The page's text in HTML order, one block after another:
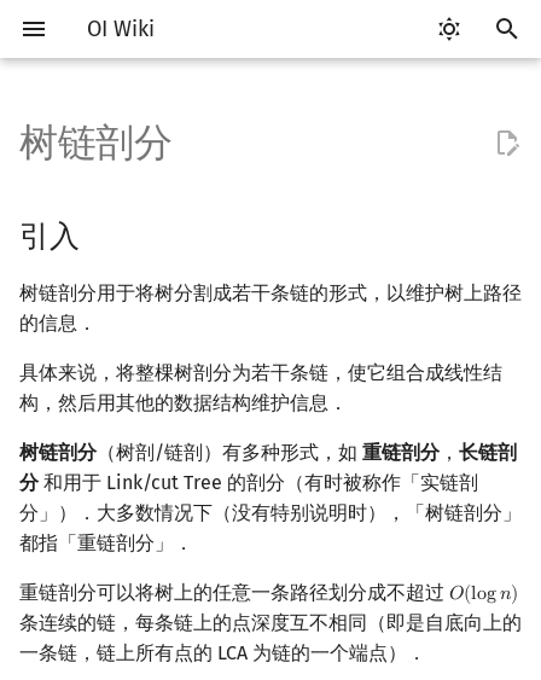
OI Wiki
入
以
始
搜
Getting Started
关于本项目
如何参与
OI Wiki 不是什么
格式手册
数学符号表
F.A.Q.
镜像站列表
致谢
比赛相关简介
赛事
题型
学习路线
学习资源
技巧
常见错误
出题
工具软件简介
代码编辑工具
VS Code
Eclipse
Notepad++
Kate
Dev-C++
CLion
评测工具 Cena
Lemon
命令行
命令行编译与调试
编译器
WSL (Windows 10)
Special Judge
Testlib
Generator
Interactor
Checker
语言基础简介
C++ 基础
变量
流程控制语句
高级数据类型
函数
文件操作
C++ 标准库 STL 算法
string
pair
C++ 进阶
值类别
引用
常量
新版 C++ 特性
Lambda 表达式
pb_ds
C++ 与其他常用语言的区别
Pascal 转 C++ 急救
Python 速成
Java 速成
Java 进阶
算法基础简介
复杂度
枚举
模拟
递归 & 分治
贪心
排序
冒泡排序
计数排序
基数排序
快速排序
归并排序
堆排序
前缀和 & 差分
二分
搜索部分简介
DFS（搜索）
BFS（搜索）
双向搜索
启发式搜索
A*
迭代加深搜索
IDA*
回溯法
动态规划部分简介
动态规划基础
记忆化搜索
背包 DP
区间 DP
DAG 上的 DP
树形 DP
状压 DP
数位 DP
斜率优化
Slope Trick 优化
WQS 二分
状态设计优化
字符串部分简介
字符串基础
标准库
字符串匹配
字符串哈希
字典树 (Trie)
前缀函数与 KMP 算法
Boyer–Moore 算法
Z 函数（扩展 KMP）
数学部分简介
布尔代数
数字系统 平衡三进制
位操作
二进制集合操作
高精度计算
快速幂
置换和排列
弧度制与坐标系
素数
欧拉函数
筛法
分解质因数
裴蜀定理 & 一次不定方程
费马小定理 & 欧拉定理
快速傅里叶变换
快速沃尔什变换
Chirp Z 变换
多项式牛顿迭代
多项式多点求值|快速插值
多项式初等函数
容斥原理
错位排列
卡特兰数
斯特林数
贝尔数
伯努利数
内积和外积
初等变换
行列式
线性空间
线性基
线性映射
环论
Schreier–Sims 算法
随机变量
概率不等式
零和游戏
高斯消元
数据结构部分简介
栈
队列
链表
哈希表
并查集
堆
配对堆
块状数据结构
块状链表
Sqrt Tree
单调栈
李超线段树
区间最值操作 & 区间历史
Kinetic Tournament Tree
Splay 树
替罪羊树
笛卡尔树
Size Balanced Tree
AVL 树
红黑树
可持久化块状数组
可持久化字典树
可持久化可并堆
线段树套平衡树
分块套树状数组
Euler Tour Tree
引入
重链剖分
实现
重链剖分的性质
常见应用
路径上维护
子树维护
求最近公共祖先
换根操作
最短路
差分约束
k 短路
同余最短路
最小生成树
最小树形图
最小直径生成树
强连通分量
双连通分量
割点和桥
圆方树
点/边连通度
网络流简介
最大流
最小割
费用流
上下界网络流
Stoer–Wagner 算法
图匹配
二分图最大匹配
二分图最大权匹配
一般图最大匹配
一般图最大权匹配
稳定匹配
计算几何部分简介
二维计算几何基础
三维计算几何基础
距离
Pick 定理
三角剖分
凸包
扫描线
旋转卡壳
杂项简介
离散化
双指针
离线算法
整体二分
分数规划
随机化
爬山算法
悬线法
有限状态自动机
计算理论基础
RMQ
并查集应用
括号序列
线段树与离线询问
树链剖分
引入
树链剖分用于将树分割成若干条链的形式，以维护树上路径
的信息．
具体来说，将整棵树剖分为若干条链，使它组合成线性结
构，然后用其他的数据结构维护信息．
树链剖分（树剖/链剖）有多种形式，如 重链剖分， 长链剖
分和用于 Link/cut Tree 的剖分（有时被称作「实链剖
分」）．大多数情况下（没有特别说明时），「树链剖分」
都指「重链剖分」．
重链剖分可以将树上的任意一条路径划分成不超过 𝑂(log𝑛)
O(logn)
条连续的链，每条链上的点深度互不相同（即是自底向上的
一条链，链上所有点的 LCA 为链的一个端点）．